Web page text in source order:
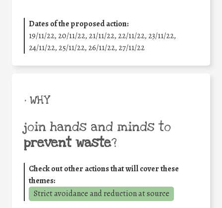
Dates of the proposed action:
19/11/22, 20/11/22, 21/11/22, 22/11/22, 23/11/22,
24/11/22, 25/11/22, 26/11/22, 27/11/22
• WHY
join hands and minds to
prevent waste?
Check out other actions that will cover these
themes:
Strict avoidance and reduction at source